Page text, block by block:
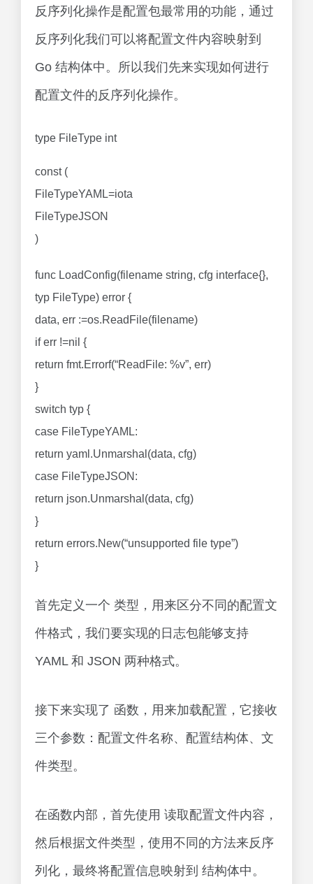
反序列化操作是配置包最常用的功能，通过
反序列化我们可以将配置文件内容映射到
Go 结构体中。所以我们先来实现如何进行
配置文件的反序列化操作。
type FileType int
const (
FileTypeYAML=iota
FileTypeJSON
)
func LoadConfig(filename string, cfg interface{},
typ FileType) error {
data, err :=os.ReadFile(filename)
if err !=nil {
return fmt.Errorf(“ReadFile: %v”, err)
}
switch typ {
case FileTypeYAML:
return yaml.Unmarshal(data, cfg)
case FileTypeJSON:
return json.Unmarshal(data, cfg)
}
return errors.New(“unsupported file type”)
}
首先定义一个 类型，用来区分不同的配置文
件格式，我们要实现的日志包能够支持
YAML 和 JSON 两种格式。
接下来实现了 函数，用来加载配置，它接收
三个参数：配置文件名称、配置结构体、文
件类型。
在函数内部，首先使用 读取配置文件内容，
然后根据文件类型，使用不同的方法来反序
列化，最终将配置信息映射到 结构体中。